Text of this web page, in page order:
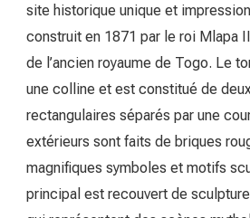
site historique unique et
construit en 1871 par le roi Mlapa
de l’ancien royaume de Togo. Le
une colline et est constitué de
rectangulaires séparés par une
extérieurs sont faits de briques
magnifiques symboles et motifs
principal est recouvert de